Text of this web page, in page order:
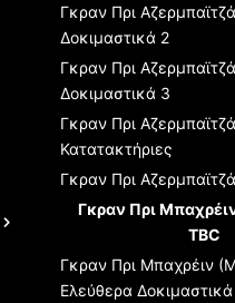
Γκραν Πρι
Δοκιμαστικά 2
Γκραν Πρι
Δοκιμαστικά 3
Γκραν Πρι
Κατατακτήριες
Γκραν Πρι
Γκραν Πρι
TBC
Γκραν Πρι Μπαχρέιν
Ελεύθερα Δοκιμαστικά